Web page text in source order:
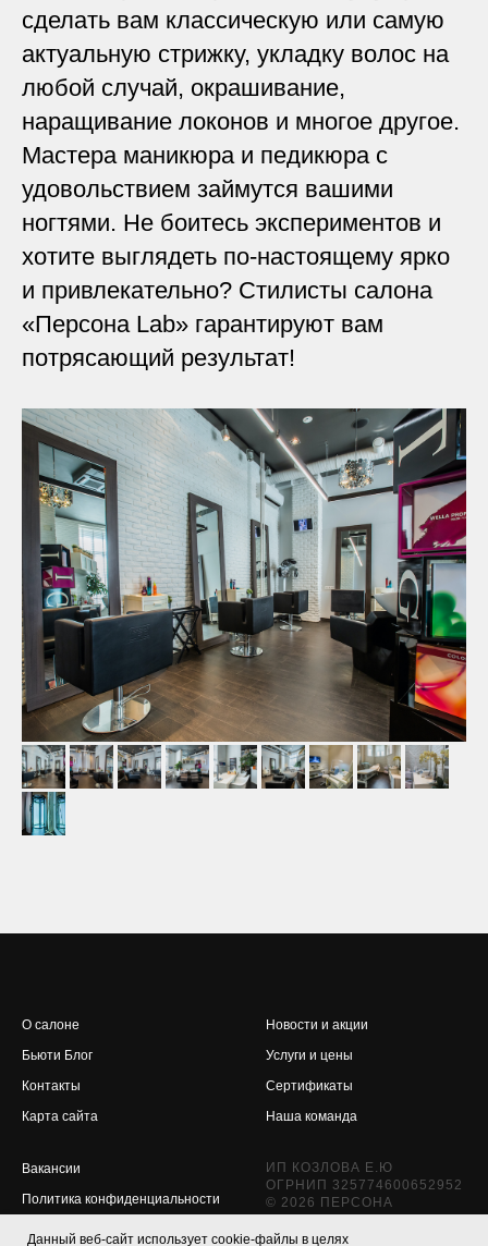
сделать вам классическую или самую
актуальную стрижку, укладку волос на
любой случай, окрашивание,
наращивание локонов и многое другое.
Мастера маникюра и педикюра с
удовольствием займутся вашими
ногтями. Не боитесь экспериментов и
хотите выглядеть по-настоящему ярко
и привлекательно? Стилисты салона
«Персона Lab» гарантируют вам
потрясающий результат!
О салоне
Бьюти Блог
Контакты
Карта сайта
Новости и акции
Услуги и цены
Сертификаты
Наша команда
Вакансии
Политика конфиденциальности
Обратная связь
ИП КОЗЛОВА Е.Ю
ОГРНИП 325774600652952
© 2026 ПЕРСОНА
Данный веб-сайт использует cookie-файлы в целях